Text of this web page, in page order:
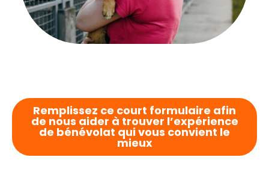
Remplissez ce court formulaire afin
de nous aider à trouver l’expérience
de bénévolat qui vous convient le
mieux